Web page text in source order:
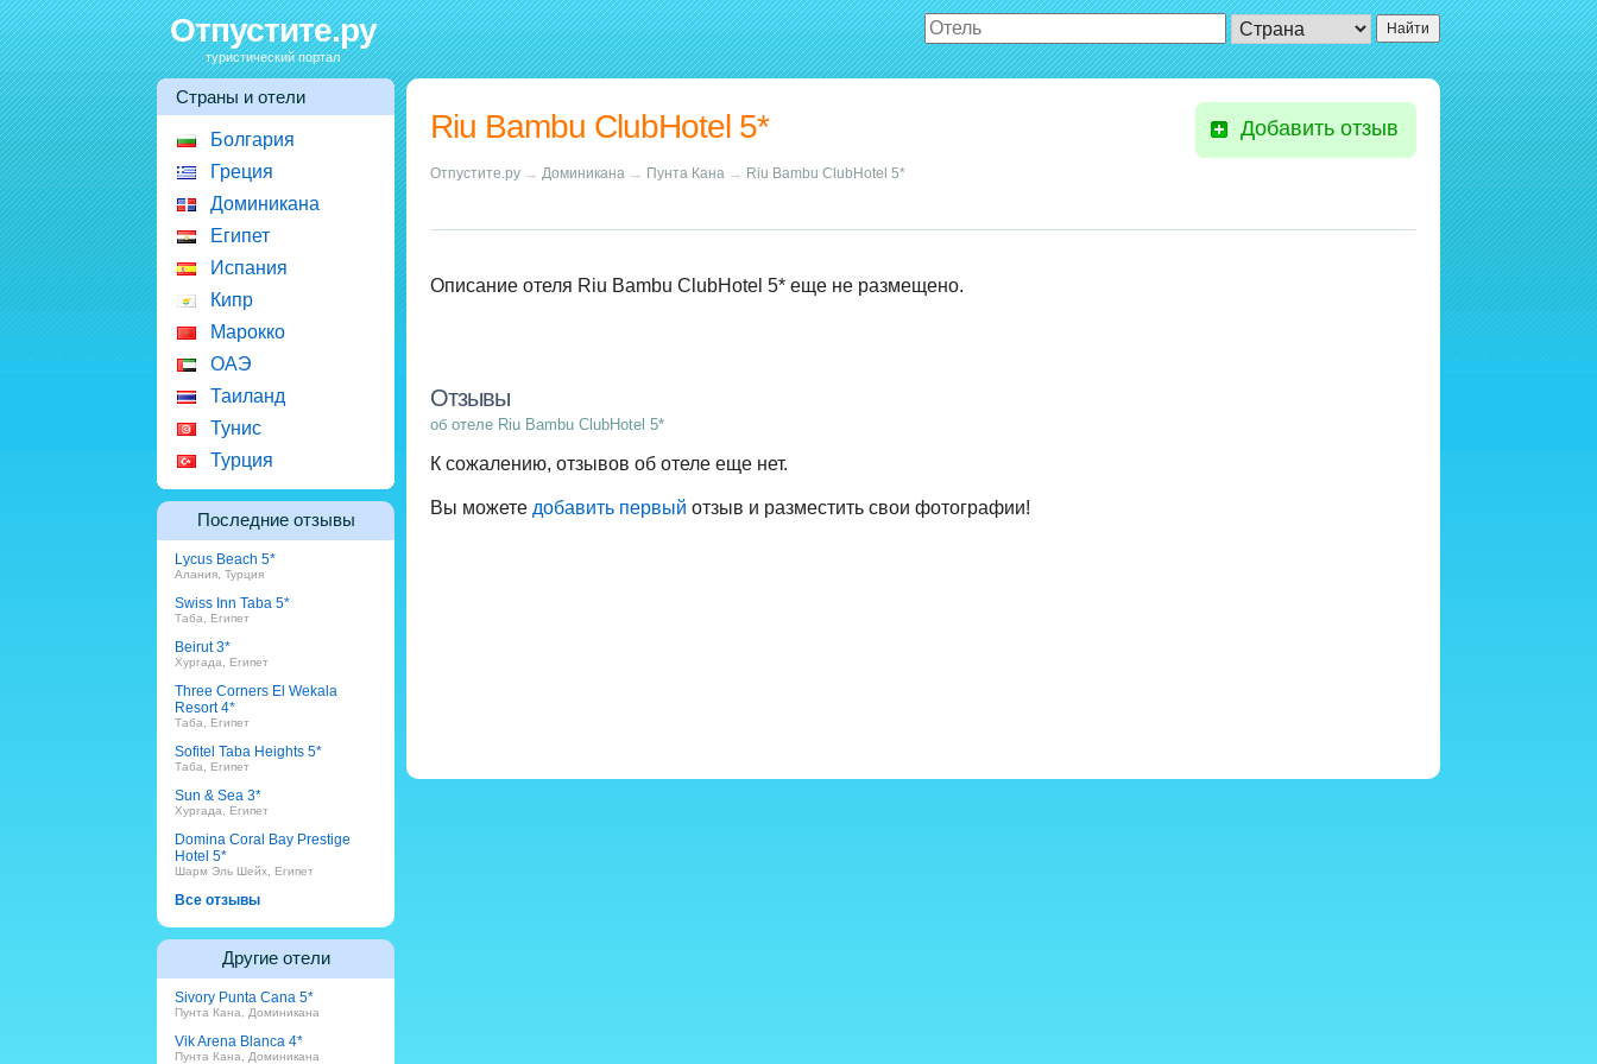
Отпустите.ру
туристический портал
Страны и отели
Болгария
Греция
Доминикана
Египет
Испания
Кипр
Марокко
ОАЭ
Таиланд
Тунис
Турция
Последние отзывы
Lycus Beach 5*
Алания, Турция
Swiss Inn Taba 5*
Таба, Египет
Beirut 3*
Хургада, Египет
Three Corners El Wekala
Resort 4*
Таба, Египет
Sofitel Taba Heights 5*
Таба, Египет
Sun & Sea 3*
Хургада, Египет
Domina Coral Bay Prestige
Hotel 5*
Шарм Эль Шейх, Египет
Все отзывы
Другие отели
Sivory Punta Cana 5*
Пунта Кана, Доминикана
Vik Arena Blanca 4*
Пунта Кана, Доминикана
Riu Bambu ClubHotel 5*
Отпустите.ру → Доминикана → Пунта Кана → Riu Bambu ClubHotel 5*
Добавить отзыв
Описание отеля Riu Bambu ClubHotel 5* еще не размещено.
Отзывы
об отеле Riu Bambu ClubHotel 5*
К сожалению, отзывов об отеле еще нет.
Вы можете добавить первый отзыв и разместить свои фотографии!